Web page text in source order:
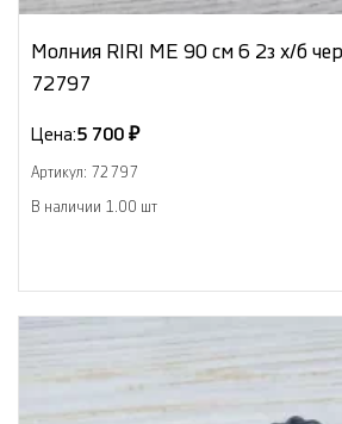
Молния RIRI МЕ 90 см 6 2з х/б
72797
Цена:5 700 ₽
Артикул: 72797
В наличии 1.00 шт